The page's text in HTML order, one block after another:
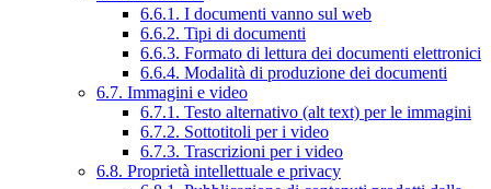
6.6.1. I documenti vanno sul web
6.6.2. Tipi di documenti
6.6.3. Formato di lettura dei documenti elettronici
6.6.4. Modalità di produzione dei documenti
6.7. Immagini e video
6.7.1. Testo alternativo (alt text) per le immagini
6.7.2. Sottotitoli per i video
6.7.3. Trascrizioni per i video
6.8. Proprietà intellettuale e privacy